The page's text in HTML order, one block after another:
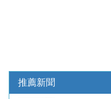
推薦新聞